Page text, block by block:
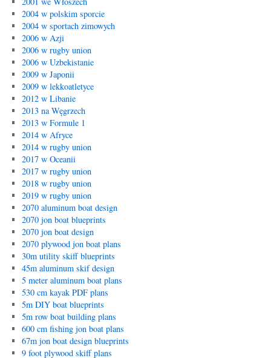
2004 w polskim sporcie
2004 w sportach zimowych
2006 w Azji
2006 w rugby union
2006 w Uzbekistanie
2009 w Japonii
2009 w lekkoatletyce
2012 w Libanie
2013 na Węgrzech
2013 w Formule 1
2014 w Afryce
2014 w rugby union
2017 w Oceanii
2017 w rugby union
2018 w rugby union
2019 w rugby union
2070 aluminum boat design
2070 jon boat blueprints
2070 jon boat design
2070 plywood jon boat plans
30m utility skiff blueprints
45m aluminum skif design
5 meter aluminum boat plans
530 cm kayak PDF plans
5m DIY boat blueprints
5m row boat building plans
600 cm fishing jon boat plans
67m jon boat design blueprints
9 foot plywood skiff plans